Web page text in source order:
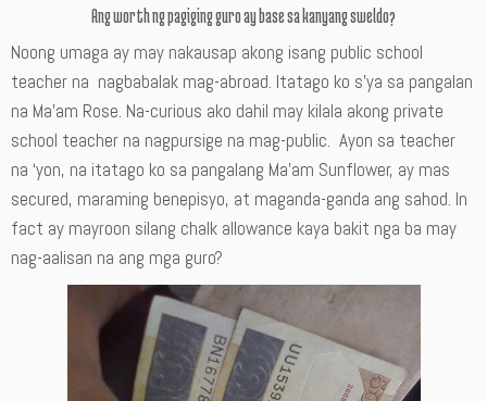
Ang worth ng pagiging guro ay base sa kanyang sweldo?
Noong umaga ay may nakausap akong isang public school
teacher na nagbabalak mag-abroad. Itatago ko s’ya sa pangalan
na Ma’am Rose. Na-curious ako dahil may kilala akong private
school teacher na nagpursige na mag-public. Ayon sa teacher
na ‘yon, na itatago ko sa pangalang Ma’am Sunflower, ay mas
secured, maraming benepisyo, at maganda-ganda ang sahod. In
fact ay mayroon silang chalk allowance kaya bakit nga ba may
nag-aalisan na ang mga guro?